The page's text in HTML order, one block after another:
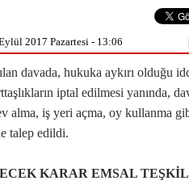
2017 Pazartesi - 13:06
davada, hukuka aykırı olduğu
iptal edilmesi yanında,
alma, iş yeri açma, oy kullanma
talep edildi.
KARAR EMSAL